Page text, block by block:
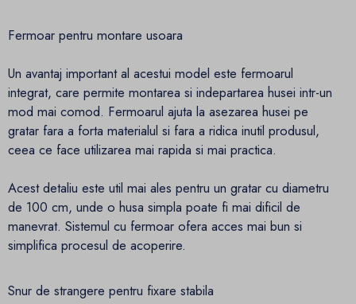
Fermoar pentru montare usoara
Un avantaj important al acestui model este fermoarul
integrat, care permite montarea si indepartarea husei intr-un
mod mai comod. Fermoarul ajuta la asezarea husei pe
gratar fara a forta materialul si fara a ridica inutil produsul,
ceea ce face utilizarea mai rapida si mai practica.
Acest detaliu este util mai ales pentru un gratar cu diametru
de 100 cm, unde o husa simpla poate fi mai dificil de
manevrat. Sistemul cu fermoar ofera acces mai bun si
simplifica procesul de acoperire.
Snur de strangere pentru fixare stabila